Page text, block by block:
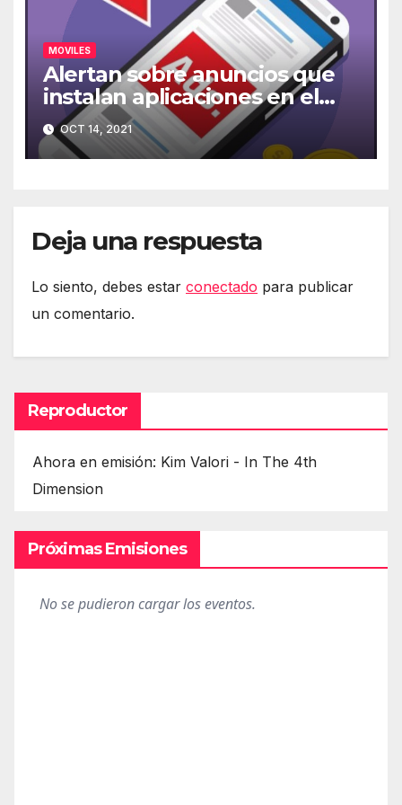
MOVILES
Alertan sobre anuncios que
instalan aplicaciones en el
móvil
OCT 14, 2021
Deja una respuesta
Lo siento, debes estar conectado para publicar
un comentario.
Reproductor
Ahora en emisión: Kim Valori - In The 4th
Dimension
Próximas Emisiones